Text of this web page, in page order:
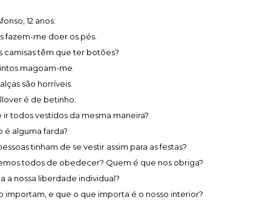
12 anos:
fazem-me doer os pés.
camisas têm que ter botões?
magoam-me.
são horríveis.
é de betinho.
todos vestidos da mesma maneira?
é alguma farda?
tinham de se vestir assim para as festas?
todos de obedecer? Quem é que nos obriga?
a nossa liberdade individual?
importam, e que o que importa é o nosso interior?